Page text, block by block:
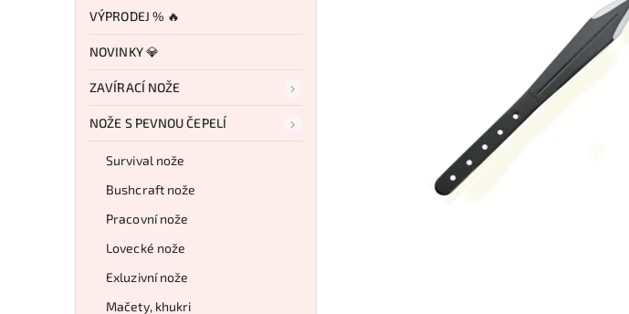
VÝPRODEJ % 🔥
NOVINKY 💎
ZAVÍRACÍ NOŽE
NOŽE S PEVNOU ČEPELÍ
Survival nože
Bushcraft nože
Pracovní nože
Lovecké nože
Exluzivní nože
Mačety, khukri